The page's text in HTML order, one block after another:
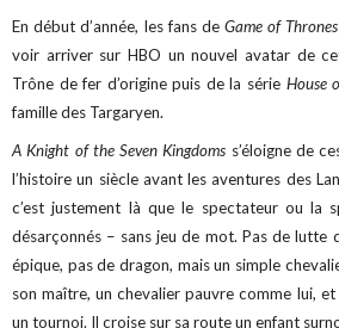
En début d’année, les fans de Game of Thrones
voir arriver sur HBO un nouvel avatar de
Trône de fer d’origine puis de la série House
famille des Targaryen.
A Knight of the Seven Kingdoms s’éloigne de
l’histoire un siècle avant les aventures des
c’est justement là que le spectateur ou la
désarçonnés – sans jeu de mot. Pas de lutte
épique, pas de dragon, mais un simple
son maître, un chevalier pauvre comme lui,
un tournoi. Il croise sur sa route un enfant